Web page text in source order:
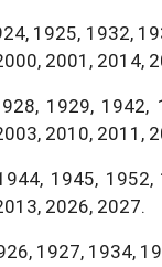
1925, 1932,
2001, 2014,
1929, 1942,
2010, 2011,
1945,
2026, 2027.
1927, 1934,